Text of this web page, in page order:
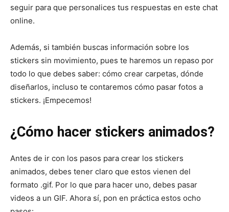
seguir para que personalices tus respuestas en este chat
online.
Además, si también buscas información sobre los
stickers sin movimiento, pues te haremos un repaso por
todo lo que debes saber: cómo crear carpetas, dónde
diseñarlos, incluso te contaremos cómo pasar fotos a
stickers. ¡Empecemos!
¿Cómo hacer stickers animados?
Antes de ir con los pasos para crear los stickers
animados, debes tener claro que estos vienen del
formato .gif. Por lo que para hacer uno, debes pasar
videos a un GIF. Ahora sí, pon en práctica estos ocho